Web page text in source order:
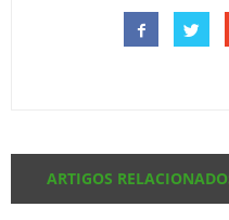
ARTIGOS